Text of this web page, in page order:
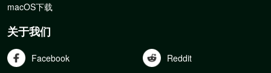
macOS下载
关于我们
Facebook Reddit